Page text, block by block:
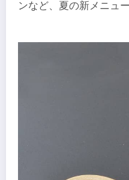
ンなど、夏の新メニュ